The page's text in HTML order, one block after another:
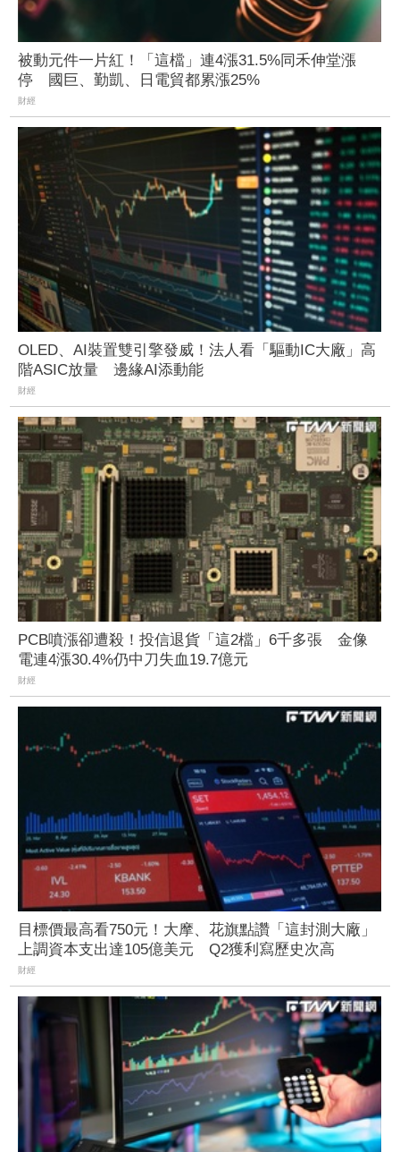
被動元件一片紅！「這檔」連4漲31.5%同禾伸堂漲
停 國巨、勤凱、日電貿都累漲25%
財經
OLED、AI裝置雙引擎發威！法人看「驅動IC大廠」高
階ASIC放量 邊緣AI添動能
財經
PCB噴漲卻遭殺！投信退貨「這2檔」6千多張 金像
電連4漲30.4%仍中刀失血19.7億元
財經
目標價最高看750元！大摩、花旗點讚「這封測大廠」
上調資本支出達105億美元 Q2獲利寫歷史次高
財經